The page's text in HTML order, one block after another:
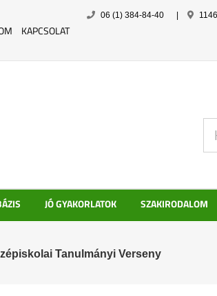
KAPCSOLAT
06 (1) 384-84-40
JÓ GYAKORLATOK SZAKIRODALOM
Tanulmányi Verseny